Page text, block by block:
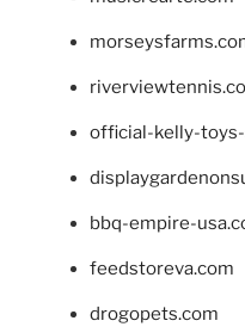
official-kelly-
bbq-empire-
feedstoreva.com
drogopets.com